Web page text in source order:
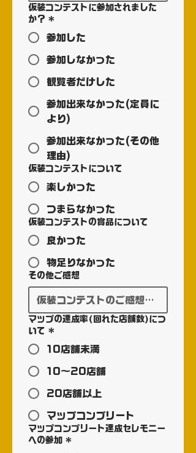
仮装コンテストに参加されました
か？ *
参加した
参加しなかった
観覧者だけした
参加出来なかった(定員に
より)
参加出来なかった(その他
理由)
仮装コンテストについて
楽しかった
つまらなかった
仮装コンテストの賞品について
良かった
物足りなかった
その他ご感想
マップの達成率(回れた店舗数)につ
いて *
10店舗未満
10～20店舗
20店舗以上
マップコンプリート
マップコンプリート達成セレモニー
への参加 *